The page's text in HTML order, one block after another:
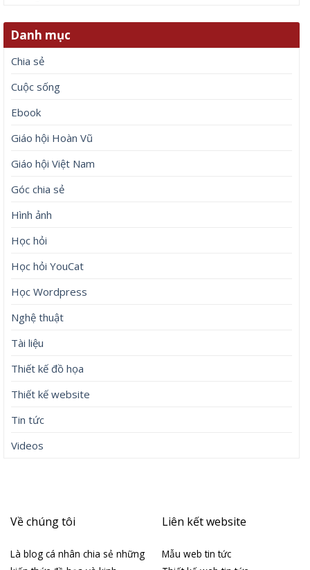
Danh mục
Chia sẻ
Cuộc sống
Ebook
Giáo hội Hoàn Vũ
Giáo hội Việt Nam
Góc chia sẻ
Hình ảnh
Học hỏi
Học hỏi YouCat
Học Wordpress
Nghệ thuật
Tài liệu
Thiết kế đồ họa
Thiết kế website
Tin tức
Videos
Về chúng tôi
Là blog cá nhân chia sẻ những
Liên kết website
Mẫu web tin tức